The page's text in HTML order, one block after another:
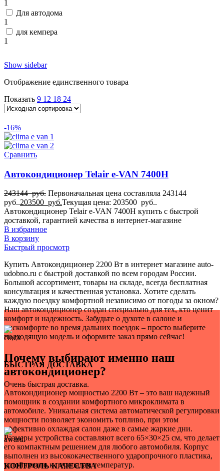
1
Для автодома
1
для кемпера
1
Show sidebar
Отображение единственного товара
Показать 9 12 18 24
-16%
Сравнить
Автокондиционер Telair e-VAN 7400H
243144руб. Первоначальная цена составляла 243144
руб..203500 руб.Текущая цена: 203500 руб..
Автокондиционер Telair e-VAN 7400H купить с быстрой
доставкой, гарантией качества в интернет-магазине
В избранное
В корзину
Быстрый просмотр
Купить Автокондиционер 2200 Вт в интернет магазине auto-
udobno.ru с быстрой доставкой по всем городам России.
Большой ассортимент, товары на складе, всегда бесплатная
консультация и качественная установка. Хотите сделать
каждую поездку комфортной независимо от погоды за окном?
Наш автокондиционер создан специально для тех, кто ценит
комфорт и надежность. Забудьте о духоте в салоне и
дискомфорте во время дальних поездок – просто выберите
подходящую модель и оформите заказ прямо сейчас!
Почему выбирают именно наш
автокондиционер?
Автокондиционер мощностью 2200 Вт – это ваш надежный
помощник в создании комфортного микроклимата в
автомобиле. Уникальная система автоматической регулировки
мощности позволяет экономить топливо, при этом
эффективно охлаждая салон даже в самые жаркие дни.
Размеры устройства составляют всего 65×30×25 см, что делает
его компактным решением для любого автомобиля. Корпус
выполнен из высококачественного ударопрочного пластика,
устойчивого к перепадам температур.
БЫСТРАЯ ДОСТАВКА
Очень быстрая доставка.
КОНТРОЛЬ КАЧЕСТВА